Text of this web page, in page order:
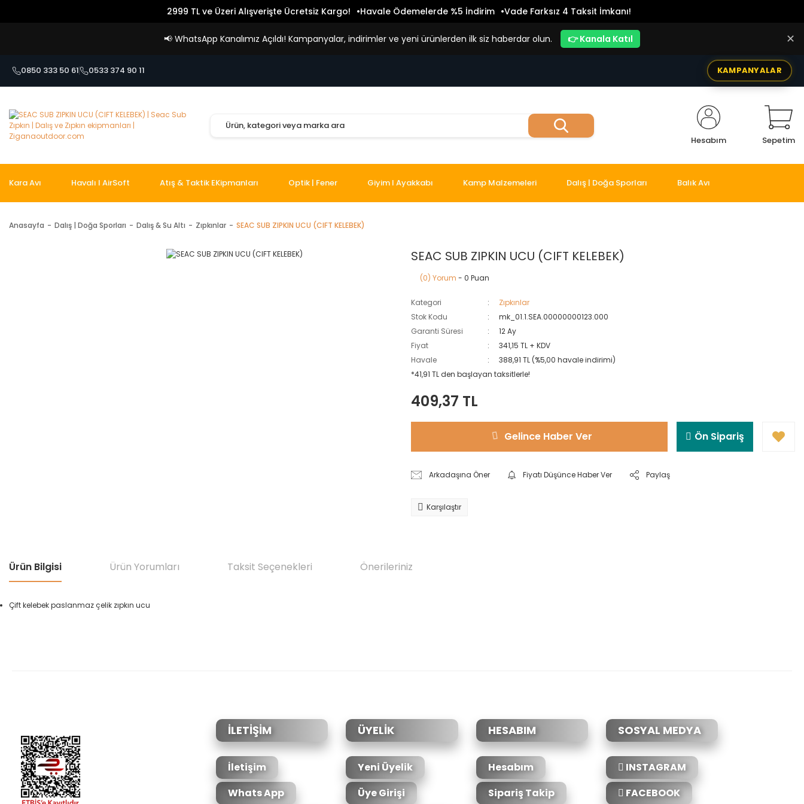
2999 TL ve Üzeri Alışverişte Ücretsiz Kargo! Havale Ödemelerde %5 İndirim Vade Farksız 4 Taksit İmkanı!
📢 WhatsApp Kanalımız Açıldı! Kampanyalar, indirimler ve yeni ürünlerden ilk siz haberdar olun. 👉 Kanala Katıl ✕
0850 333 50 61 0533 374 90 11 KAMPANYALAR
Hesabım Sepetim
Kara Avı Havalı I AirSoft Atış & Taktik EKipmanları Optik | Fener Giyim I Ayakkabı Kamp Malzemeleri Dalış | Doğa Sporları Balık Avı
Anasayfa Dalış | Doğa Sporları Dalış & Su Altı Zıpkınlar SEAC SUB ZIPKIN UCU (CIFT KELEBEK)
SEAC SUB ZIPKIN UCU (CIFT KELEBEK)
(0) Yorum - 0 Puan
Kategori
Zıpkınlar
Stok Kodu
mk_01.1.SEA.00000000123.000
Garanti Süresi
12 Ay
Fiyat
341,15 TL + KDV
Havale
388,91 TL (%5,00 havale indirimi)
*41,91 TL den başlayan taksitlerle!
409,37 TL
Gelince Haber Ver Ön Sipariş
Arkadaşına Öner Fiyatı Düşünce Haber Ver Paylaş
Karşılaştır
Ürün Bilgisi Ürün Yorumları Taksit Seçenekleri Önerileriniz
Çift kelebek paslanmaz çelik zıpkın ucu
Ürün fiyatı diğer sitelerden daha pahalı.
Bu ürüne benzer farklı alternatifler olmalı.
İLETİŞİM
İletişim
Whats App
ÜYELİK
Yeni Üyelik
Üye Girişi
HESABIM
Hesabım
Sipariş Takip
SOSYAL MEDYA
INSTAGRAM
FACEBOOK